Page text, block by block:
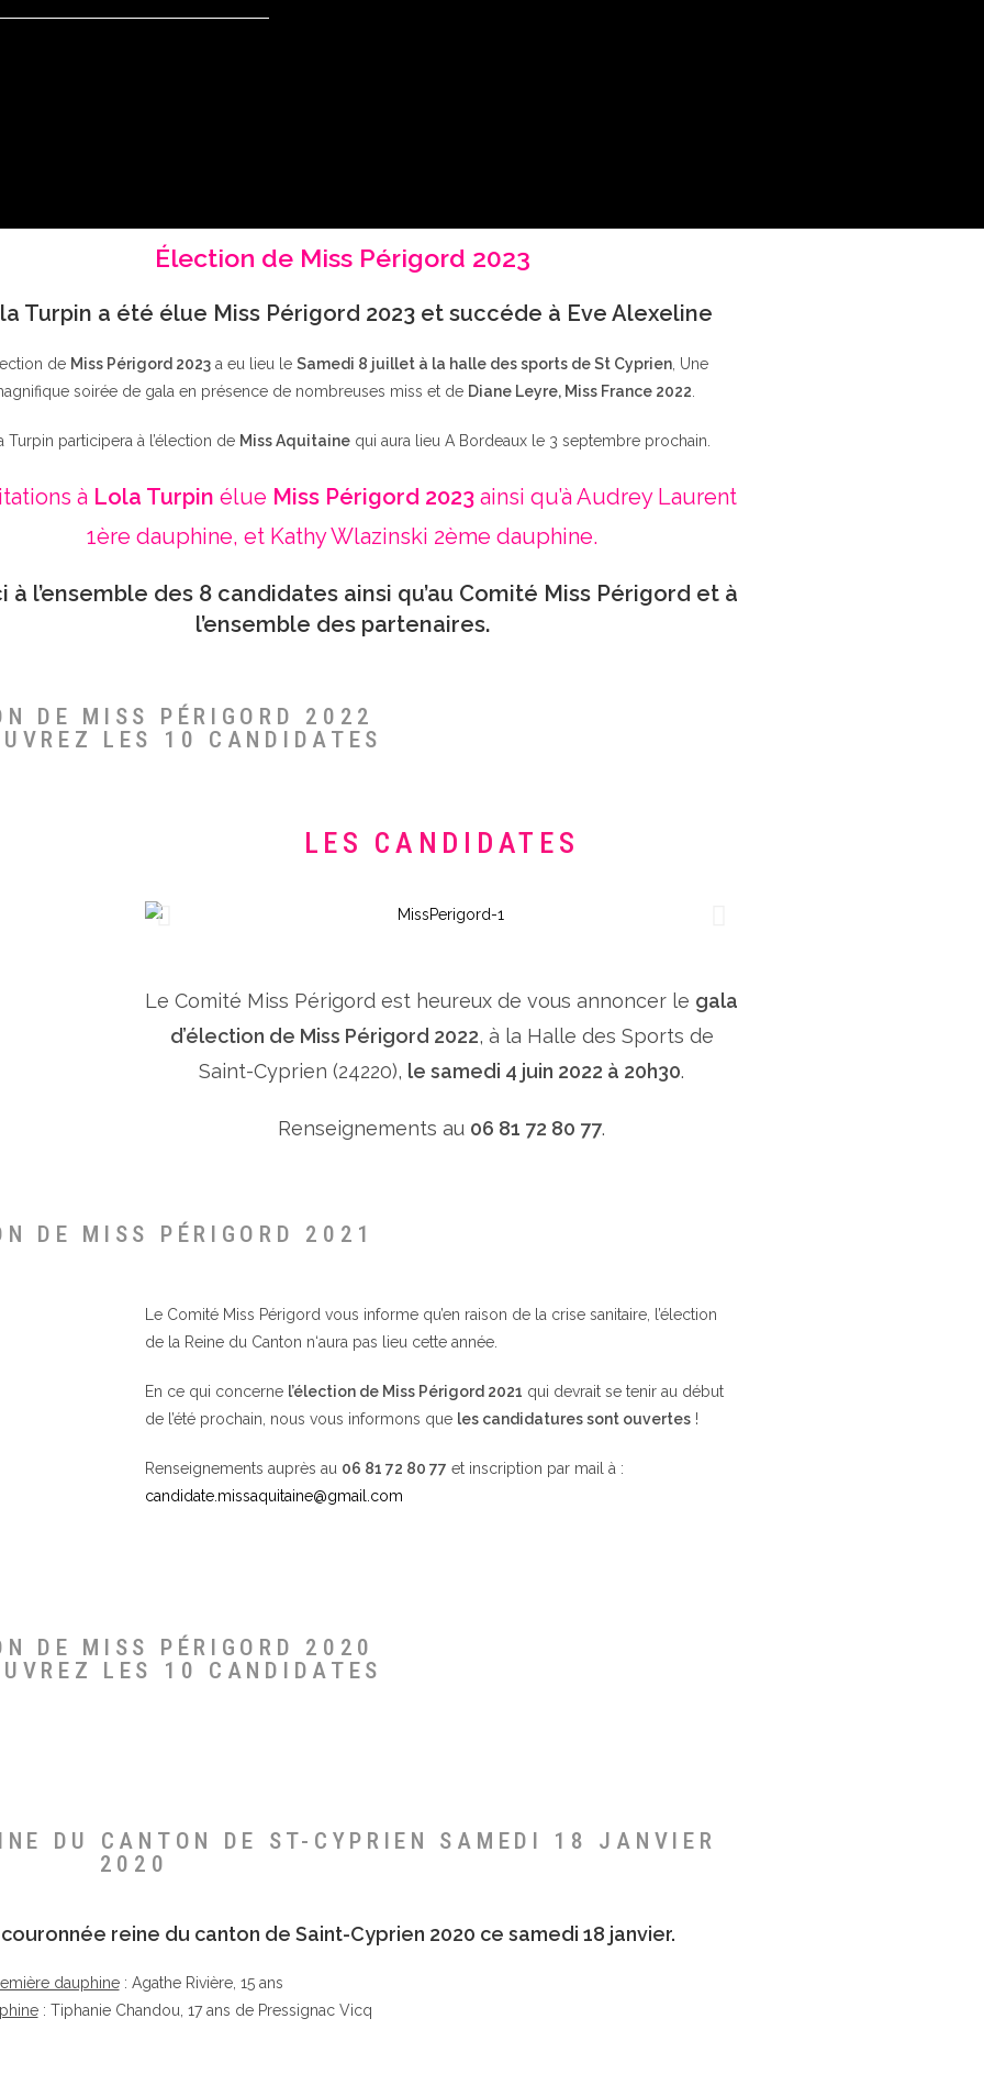
Élection de Miss Périgord 2023
Turpin a été élue Miss Périgord 2023 et succéde à Eve Alexeline
de Miss Périgord 2023a eu lieu le Samedi 8 juillet à la halle des sports de St Cyprien, Une
soirée de gala en présence de nombreuses miss et de Diane Leyre, Miss France 2022
Turpin participera à l’élection de Miss Aquitaine qui aura lieu A Bordeaux le 3 septembre prochain.
à Lola Turpin élue Miss Périgord 2023ainsi qu’à Audrey Laurent
1ère dauphine, et Kathy Wlazinski 2ème dauphine.
à l’ensemble des 8 candidates ainsi qu’au Comité Miss Périgord et à
l’ensemble des partenaires.
DE MISS PÉRIGORD 2022
LES 10 CANDIDATES
LES CANDIDATES
Le Comité Miss Périgord est heureux de vous annoncer le gala
d’élection de Miss Périgord 2022, à la Halle des Sports de
Saint-Cyprien (24220), le samedi 4 juin 2022 à 20h30.
Renseignements au 06 81 72 80 77.
DE MISS PÉRIGORD 2021
Le Comité Miss Périgord vous informe qu’en raison de la crise sanitaire, l’élection
de la Reine du Canton n‘aura pas lieu cette année.
En ce qui concerne l’élection de Miss Périgord 2021 qui devrait se tenir au début
de l’été prochain, nous vous informons que les candidatures sont ouvertes !
Renseignements auprès au 06 81 72 80 77 et inscription par mail à :
candidate.missaquitaine@gmail.com
DE MISS PÉRIGORD 2020
LES 10 CANDIDATES
DU CANTON DE ST-CYPRIEN SAMEDI 18 JANVIER
2020
couronnée reine du canton de Saint-Cyprien 2020 ce samedi 18 janvier.
dauphine: Agathe Rivière, 15 ans
: Tiphanie Chandou, 17 ans de Pressignac Vicq